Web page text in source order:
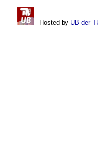
Hosted by UB der